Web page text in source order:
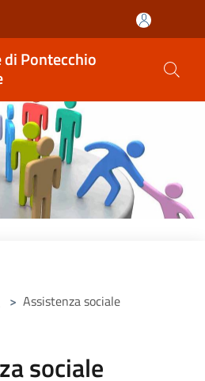
di Pontecchio
> Assistenza sociale
sociale